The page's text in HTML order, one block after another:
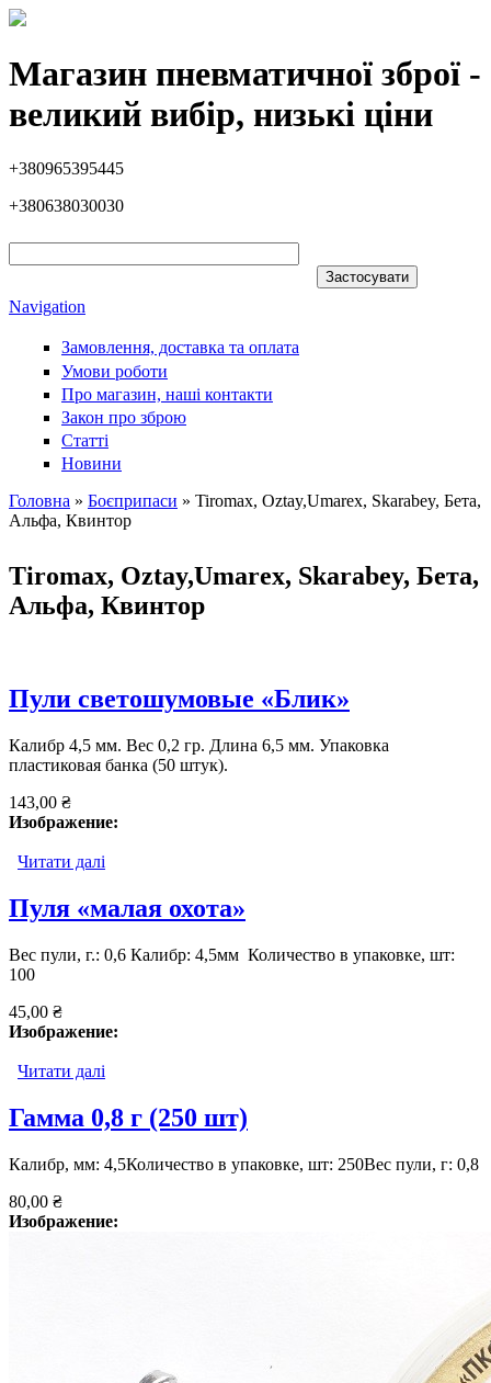
Перейти до основного вмісту
Магазин пневматичної зброї -
великий вибір, низькі ціни
+380965395445
+380638030030
Navigation
Замовлення, доставка та оплата
Умови роботи
Про магазин, наші контакти
Закон про зброю
Статті
Новини
Ви є тут
Головна » Боєприпаси » Tiromax, Oztay,Umarex, Skarabey, Бета,
Альфа, Квинтор
Tiromax, Oztay,Umarex, Skarabey, Бета,
Альфа, Квинтор
Пули светошумовые «Блик»
Калибр 4,5 мм. Вес 0,2 гр. Длина 6,5 мм. Упаковка
пластиковая банка (50 штук).
143,00 ₴
Изображение:
Читати далі
Пуля «малая охота»
Вес пули, г.: 0,6 Калибр: 4,5мм Количество в упаковке, шт:
100
45,00 ₴
Изображение:
Читати далі
Гамма 0,8 г (250 шт)
Калибр, мм: 4,5Количество в упаковке, шт: 250Вес пули, г: 0,8
80,00 ₴
Изображение: